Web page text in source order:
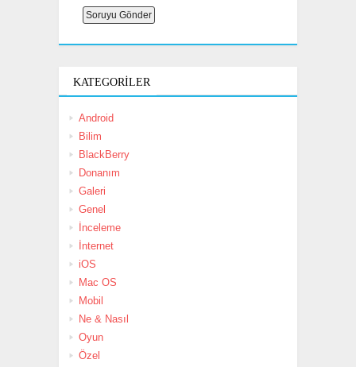
KATEGORILER
Android
Bilim
BlackBerry
Donanım
Galeri
Genel
İnceleme
İnternet
iOS
Mac OS
Mobil
Ne & Nasıl
Oyun
Özel